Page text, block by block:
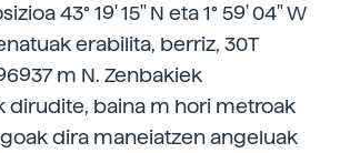
43° 19' 15" N eta 1° 59' 04" W
erabilita, berriz, 30T
m N. Zenbakiek
dirudite, baina m hori metroak
dira maneiatzen angeluak